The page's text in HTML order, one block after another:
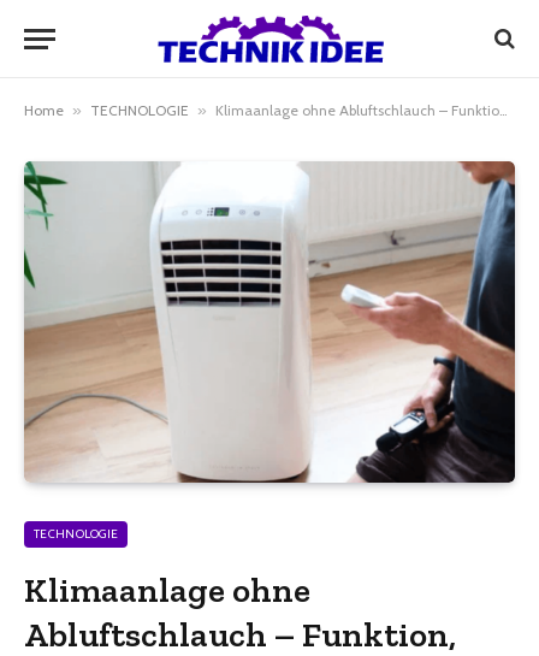
Home » TECHNOLOGIE » Klimaanlage ohne Abluftschlauch – Funktion, Vorteile und Alternativen
TECHNOLOGIE
Klimaanlage ohne
Abluftschlauch – Funktion,